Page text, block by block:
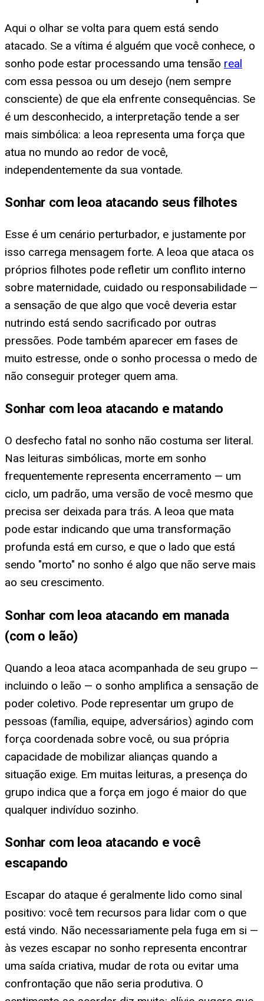
Aqui o olhar se volta para quem está sendo
atacado. Se a vítima é alguém que você conhece, o
sonho pode estar processando uma tensão real
com essa pessoa ou um desejo (nem sempre
consciente) de que ela enfrente consequências. Se
é um desconhecido, a interpretação tende a ser
mais simbólica: a leoa representa uma força que
atua no mundo ao redor de você,
independentemente da sua vontade.
Sonhar com leoa atacando seus filhotes
Esse é um cenário perturbador, e justamente por
isso carrega mensagem forte. A leoa que ataca os
próprios filhotes pode refletir um conflito interno
sobre maternidade, cuidado ou responsabilidade —
a sensação de que algo que você deveria estar
nutrindo está sendo sacrificado por outras
pressões. Pode também aparecer em fases de
muito estresse, onde o sonho processa o medo de
não conseguir proteger quem ama.
Sonhar com leoa atacando e matando
O desfecho fatal no sonho não costuma ser literal.
Nas leituras simbólicas, morte em sonho
frequentemente representa encerramento — um
ciclo, um padrão, uma versão de você mesmo que
precisa ser deixada para trás. A leoa que mata
pode estar indicando que uma transformação
profunda está em curso, e que o lado que está
sendo "morto" no sonho é algo que não serve mais
ao seu crescimento.
Sonhar com leoa atacando em manada
(com o leão)
Quando a leoa ataca acompanhada de seu grupo —
incluindo o leão — o sonho amplifica a sensação de
poder coletivo. Pode representar um grupo de
pessoas (família, equipe, adversários) agindo com
força coordenada sobre você, ou sua própria
capacidade de mobilizar alianças quando a
situação exige. Em muitas leituras, a presença do
grupo indica que a força em jogo é maior do que
qualquer indivíduo sozinho.
Sonhar com leoa atacando e você
escapando
Escapar do ataque é geralmente lido como sinal
positivo: você tem recursos para lidar com o que
está vindo. Não necessariamente pela fuga em si —
às vezes escapar no sonho representa encontrar
uma saída criativa, mudar de rota ou evitar uma
confrontação que não seria produtiva. O